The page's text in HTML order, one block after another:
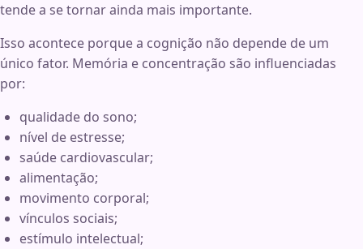
tende a se tornar ainda mais importante.
Isso acontece porque a cognição não depende de um
único fator. Memória e concentração são influenciadas
por:
qualidade do sono;
nível de estresse;
saúde cardiovascular;
alimentação;
movimento corporal;
vínculos sociais;
estímulo intelectual;